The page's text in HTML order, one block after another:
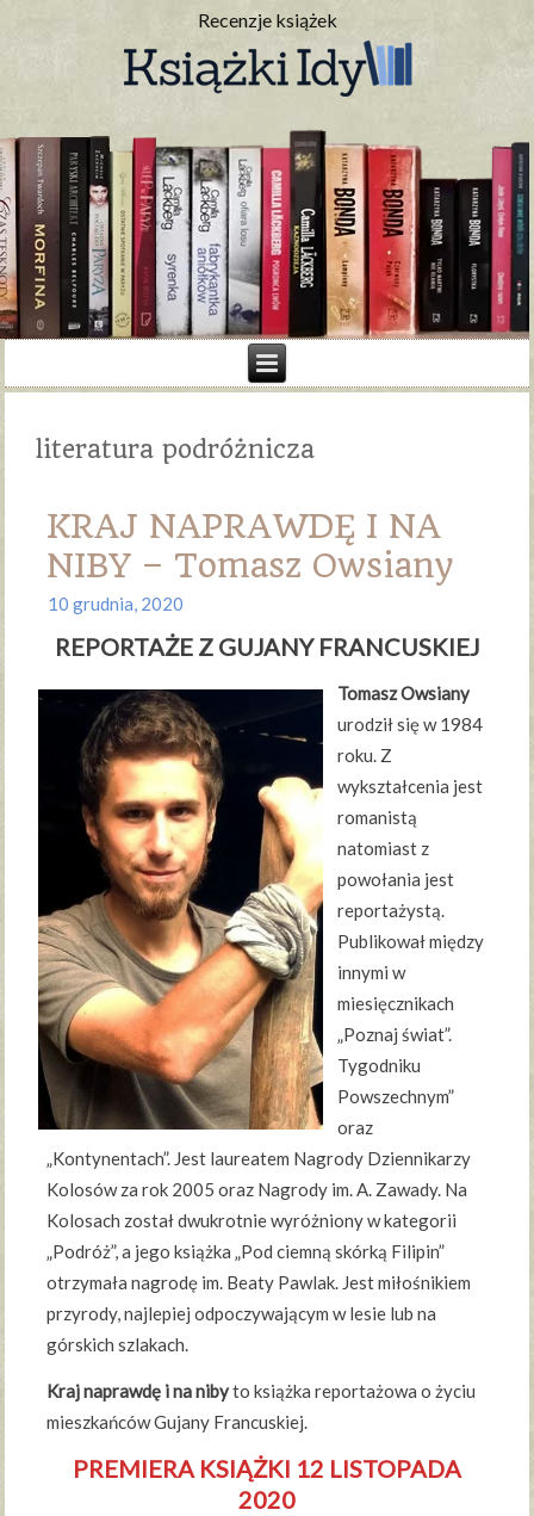
Recenzje książek
literatura podróżnicza
KRAJ NAPRAWDĘ I NA
NIBY – Tomasz Owsiany
10 grudnia, 2020
REPORTAŻE Z GUJANY FRANCUSKIEJ
Tomasz Owsiany
urodził się w 1984
roku. Z
wykształcenia jest
romanistą
natomiast z
powołania jest
reportażystą.
Publikował między
innymi w
miesięcznikach
„Poznaj świat”.
Tygodniku
Powszechnym”
oraz
„Kontynentach”. Jest laureatem Nagrody Dziennikarzy
Kolosów za rok 2005 oraz Nagrody im. A. Zawady. Na
Kolosach został dwukrotnie wyróżniony w kategorii
„Podróż”, a jego książka „Pod ciemną skórką Filipin”
otrzymała nagrodę im. Beaty Pawlak. Jest miłośnikiem
przyrody, najlepiej odpoczywającym w lesie lub na
górskich szlakach.
Kraj naprawdę i na nibyto książka reportażowa o życiu
mieszkańców Gujany Francuskiej.
PREMIERA KSIĄŻKI 12 LISTOPADA
2020